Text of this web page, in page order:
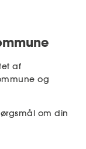
af
og
om din